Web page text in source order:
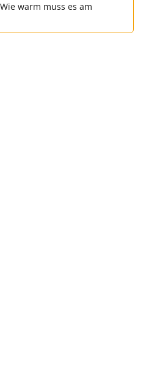
warm muss es am